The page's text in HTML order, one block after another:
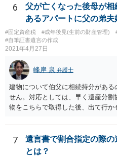
弁護士費用としてかかります。 ・
筆証書遺言の存在を親族がなかっ
書を法務局に保管した場合、死亡
ることになりますので、「法務局に
がなかったもの」にすることはでき
がありえますが、その予防方法は、
難しいです。
6
父が亡くなった後母が
あるアパートに父の弟
#固定資産税 #成年後見(生前の財産管理)
#自筆証書遺言の作成
2021年4月27日
峰岸 泉 弁護士
建物について伯父に相続持分があ
せん。対応としては、早く遺産分
物をこちらで取得した後、出て行
っていない部分については請求す
ついては、お父様自身が遺産分割
らめるしかないと思います。
7
遺言書で割合指定の際
とは？